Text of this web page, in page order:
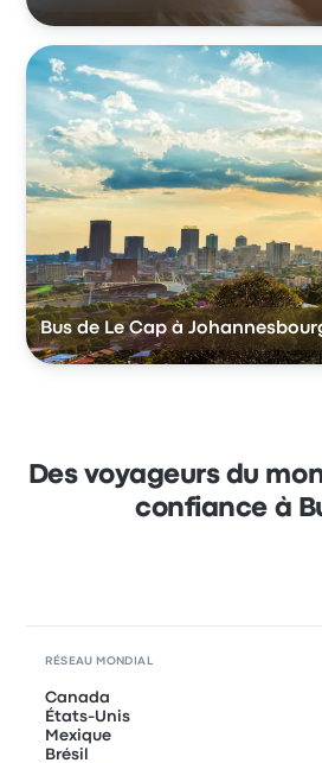
Bus de Le Cap à
Des voyageurs du
confiance à
RÉSEAU MONDIAL
Canada
États-Unis
Mexique
Brésil